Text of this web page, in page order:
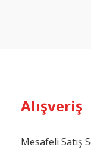
Alışveriş
Mesafeli Satış